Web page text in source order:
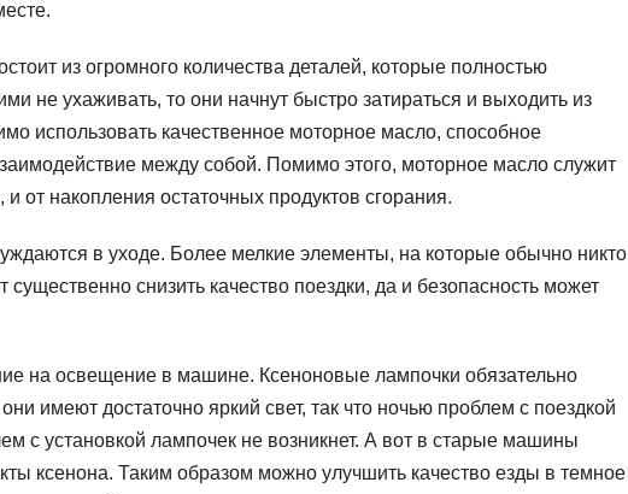
из огромного количества деталей, которые полностью
не ухаживать, то они начнут быстро затираться и выходить из
использовать качественное моторное масло, способное
между собой. Помимо этого, моторное масло служит
от накопления остаточных продуктов сгорания.
в уходе. Более мелкие элементы, на которые обычно никто
снизить качество поездки, да и безопасность может
на освещение в машине. Ксеноновые лампочки обязательно
имеют достаточно яркий свет, так что ночью проблем с поездкой
с установкой лампочек не возникнет. А вот в старые машины
ксенона. Таким образом можно улучшить качество езды в темное